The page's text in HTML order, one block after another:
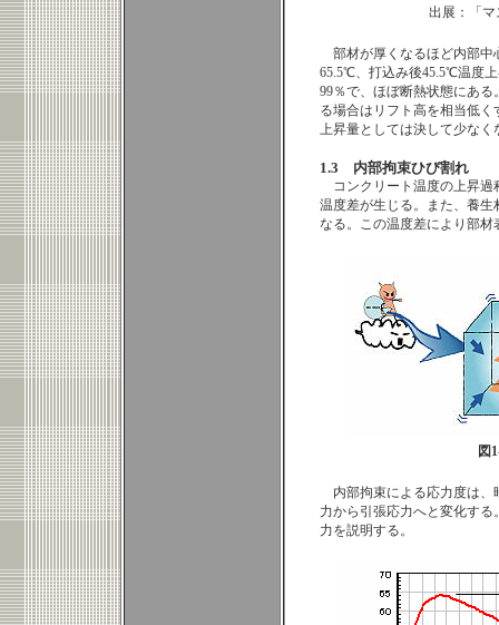
出展：「
部材が厚くなるほど内部
65.5℃、打込み後45.5℃温度
99％で、ほぼ断熱状態にあ
る場合はリフト高を相当低
上昇量としては決して少なく
1.3 内部拘束ひび割れ
コンクリート温度の上昇
温度差が生じる。また、養
なる。この温度差により部
図
内部拘束による応力度は
力から引張応力へと変化する
力を説明する。